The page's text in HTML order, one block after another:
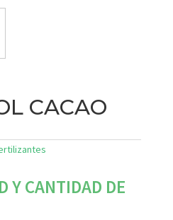
CACAO
Y CANTIDAD DE